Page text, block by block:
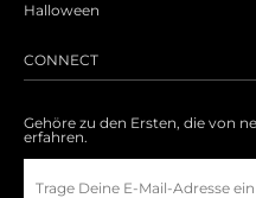
Halloween
CONNECT
Gehöre zu den Ersten, die von
erfahren.